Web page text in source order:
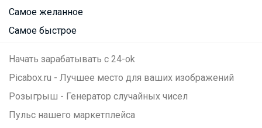
Самое желанное
Самое быстрое
Начать зарабатывать с 24-ok
Picabox.ru - Лучшее место для ваших изображений
Розыгрыш - Генератор случайных чисел
Пульс нашего маркетплейса